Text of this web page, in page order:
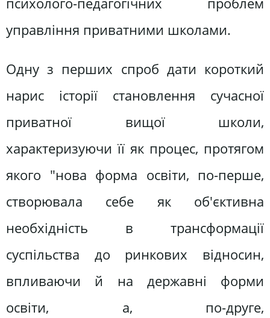
управління приватними школами.
Одну з перших спроб дати короткий
нарис історії становлення сучасної
приватної вищої школи,
характеризуючи її як процес, протягом
якого "нова форма освіти, по-перше,
створювала себе як об'єктивна
необхідність в трансформації
суспільства до ринкових відносин,
впливаючи й на державні форми
освіти, а, по-друге,